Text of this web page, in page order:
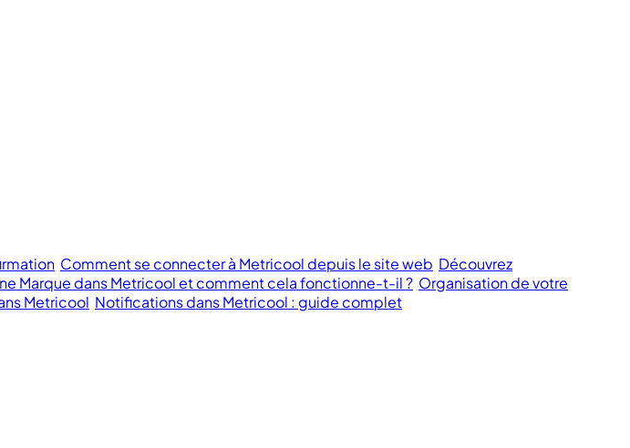
Comment se connecter à Metricool depuis le site web Découvrez
Marque dans Metricool et comment cela fonctionne-t-il ? Organisation de votre
Metricool Notifications dans Metricool : guide complet